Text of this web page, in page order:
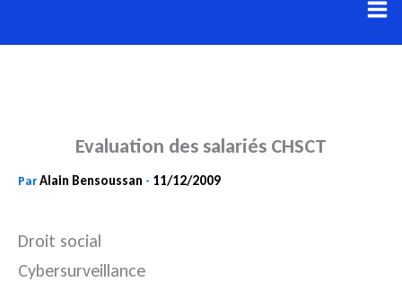
au
Evaluation des salariés CHSCT
ParAlain Bensoussan - 11/12/2009
Droit social
Cybersurveillance